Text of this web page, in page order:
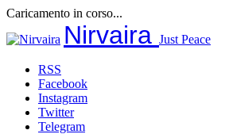
Caricamento in corso...
al
Nirvaira Just Peace
RSS
Facebook
Instagram
Twitter
Telegram